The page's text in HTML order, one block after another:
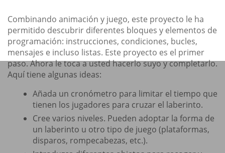
Combinando animación y juego, este proyecto le ha
permitido descubrir diferentes bloques y elementos de
programación: instrucciones, condiciones, bucles,
mensajes e incluso listas. Este proyecto es el primer
paso. Ahora le toca a usted hacerlo suyo y completarlo.
Aquí tiene algunas ideas:
Añada un cronómetro para limitar el tiempo que
tienen los jugadores para cruzar el laberinto.
Cree varios niveles. Pueden adoptar la forma de
un laberinto u otro tipo de juego (plataformas,
disparos, rompecabezas, etc.).